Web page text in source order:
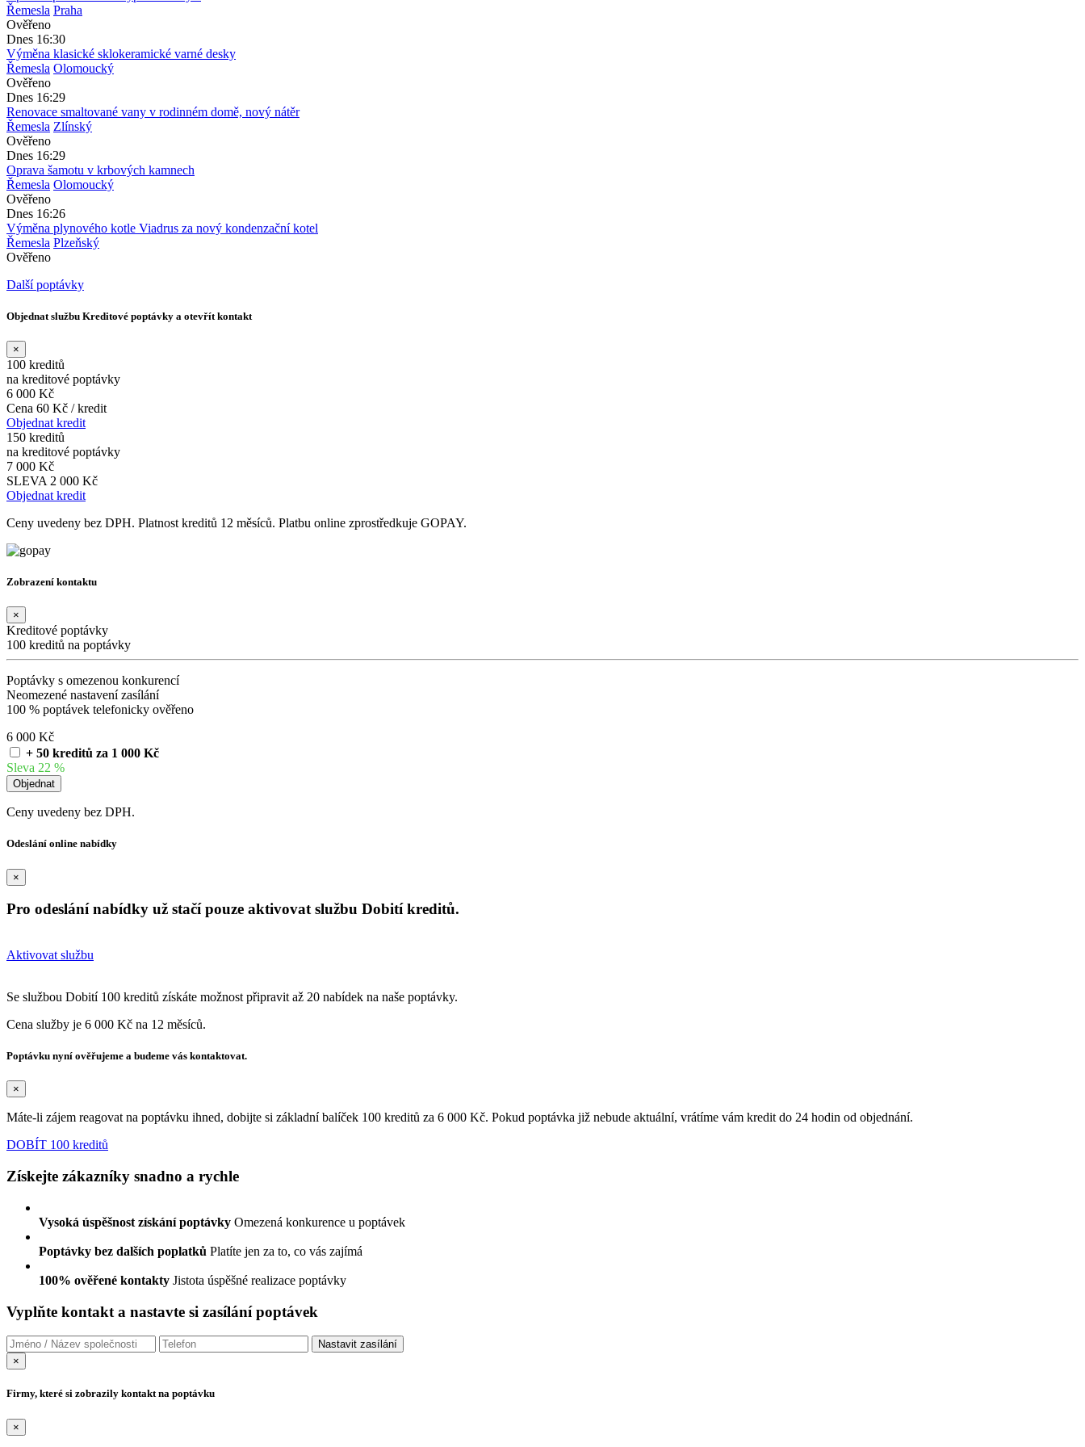
Řemesla Praha
Ověřeno
Dnes 16:30
Výměna klasické sklokeramické varné desky
Řemesla Olomoucký
Ověřeno
Dnes 16:29
Renovace smaltované vany v rodinném domě, nový nátěr
Řemesla Zlínský
Ověřeno
Dnes 16:29
Oprava šamotu v krbových kamnech
Řemesla Olomoucký
Ověřeno
Dnes 16:26
Výměna plynového kotle Viadrus za nový kondenzační kotel
Řemesla Plzeňský
Ověřeno
Další poptávky
Objednat službu Kreditové poptávky a otevřít kontakt
×
100 kreditů
na kreditové poptávky
6 000 Kč
Cena 60 Kč / kredit
Objednat kredit
150 kreditů
na kreditové poptávky
7 000 Kč
SLEVA 2 000 Kč
Objednat kredit
Ceny uvedeny bez DPH. Platnost kreditů 12 měsíců. Platbu online zprostředkuje GOPAY.
Zobrazení kontaktu
×
Kreditové poptávky
100 kreditů na poptávky
Poptávky s omezenou konkurencí
Neomezené nastavení zasílání
100 % poptávek telefonicky ověřeno
6 000 Kč
+ 50 kreditů za 1 000 Kč
Sleva 22 %
Ceny uvedeny bez DPH.
Odeslání online nabídky
×
Pro odeslání nabídky už stačí pouze aktivovat službu Dobití kreditů.
Aktivovat službu
Se službou Dobití 100 kreditů získáte možnost připravit až 20 nabídek na naše poptávky.
Cena služby je 6 000 Kč na 12 měsíců.
Poptávku nyní ověřujeme a budeme vás kontaktovat.
×
Máte-li zájem reagovat na poptávku ihned, dobijte si základní balíček 100 kreditů za 6 000 Kč. Pokud poptávka již nebude aktuální, vrátíme vám kredit do 24 hodin od objednání.
DOBÍT 100 kreditů
Získejte zákazníky snadno a rychle
Vysoká úspěšnost získání poptávky Omezená konkurence u poptávek
Poptávky bez dalších poplatků Platíte jen za to, co vás zajímá
100% ověřené kontakty Jistota úspěšné realizace poptávky
Vyplňte kontakt a nastavte si zasílání poptávek
×
Firmy, které si zobrazily kontakt na poptávku
×